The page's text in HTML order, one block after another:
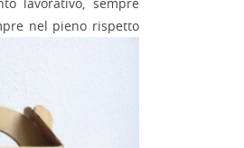
nel pieno rispetto